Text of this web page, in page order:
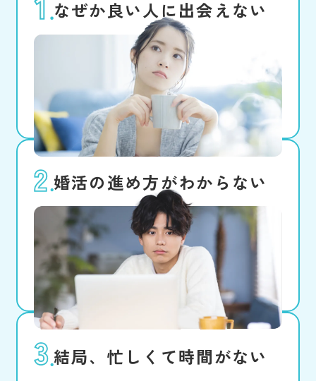
なぜか良い人に出会えない
真剣な人を探したいと思うけれど、
良い出会いがない。遊び目的の人を
避けて、価値観も趣味も合う、自分
史上最高の人と出会いたい！
婚活の進め方がわからない
マッチングアプリは不安だし、結婚
相談所もよくわからない。人に相談
しにくい内容だし、具体的に行動に
移せない。
結局、忙しくて時間がない